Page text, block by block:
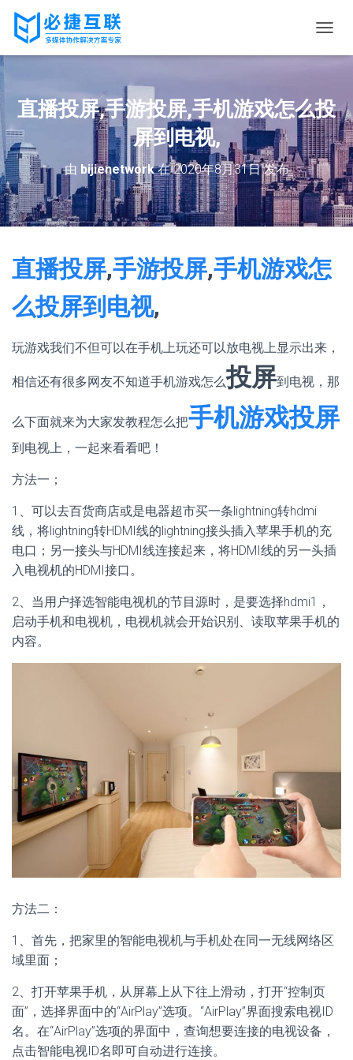
换
直播投屏,手游投屏,手机游戏怎么投
屏到电视,
由 bijienetwork在2020年8月31日发布
直播投屏,手游投屏,手机游戏怎
么投屏到电视,
玩游戏我们不但可以在手机上玩还可以放电视上显示出来，
相信还有很多网友不知道手机游戏怎么投屏到电视，那
么下面就来为大家发教程怎么把手机游戏投屏
到电视上，一起来看看吧！
方法一；
1、可以去百货商店或是电器超市买一条lightning转hdmi
线，将lightning转HDMI线的lightning接头插入苹果手机的充
电口；另一接头与HDMI线连接起来，将HDMI线的另一头插
入电视机的HDMI接口。
2、当用户择选智能电视机的节目源时，是要选择hdmi1，
启动手机和电视机，电视机就会开始识别、读取苹果手机的
内容。
方法二：
1、首先，把家里的智能电视机与手机处在同一无线网络区
域里面；
2、打开苹果手机，从屏幕上从下往上滑动，打开“控制页
面”，选择界面中的“AirPlay”选项。“AirPlay”界面搜索电视ID
名。在“AirPlay”选项的界面中，查询想要连接的电视设备，
点击智能电视ID名即可自动进行连接。